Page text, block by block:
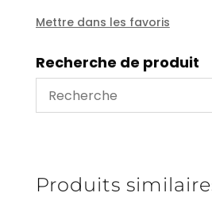
RT
Mettre dans les favoris
Recherche de produit
Produits